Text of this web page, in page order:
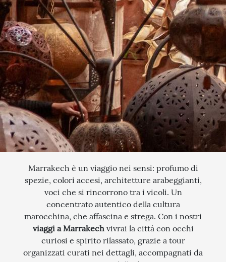
Marrakech è un viaggio nei sensi: profumo di
spezie, colori accesi, architetture arabeggianti,
voci che si rincorrono tra i vicoli. Un
concentrato autentico della cultura
marocchina, che affascina e strega. Con i nostri
viaggi a Marrakechvivrai la città con occhi
curiosi e spirito rilassato, grazie a tour
organizzati curati nei dettagli, accompagnati da
QUANDO VUOI PARTIRE?
SCEGLI LE DATE
AGOSTO
FERRAGOSTO
SETTEMBRE
OTTOBRE
PONTE DI OGNISSANTI
NOVEMBRE
INTERESSI
QUALI SONO I TUOI INTERESSI?
MERCATINI DI NATALE
NOVITA
EXCLUSIVE
SOGGIORNO CON ESCURSIONI
TOUR ESCORTED
TRATTI DI PASSEGGIATA
SCOPERTA
NATURA
I LUOGHI DELLO SPIRITO
STORIA
CERCA IL TUO VIAGGIO